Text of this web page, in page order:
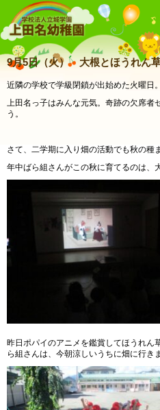
上田名
9月5日（火） 大根とほうれん
近隣の学校で学級閉鎖が出始めた火曜日。
上田名っ子はみんな元気。奇跡の欠席者
う。
さて、二学期に入り畑の活動でも秋の種
年中ばら組さんがこの秋に育てるのは、
昨日ポパイのアニメを鑑賞してほうれん
ら組さんは、今朝涼しいうちに畑に行き